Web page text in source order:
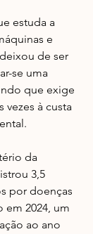
estuda a
e
de ser
se uma
que exige
vezes à custa
da
3,5
por doenças
em 2024, um
ao ano